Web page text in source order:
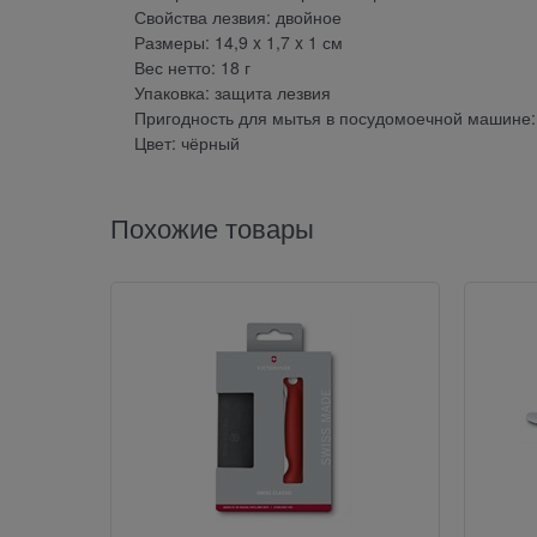
Свойства лезвия: двойное
Размеры: 14,9 x 1,7 x 1 см
Вес нетто: 18 г
Упаковка: защита лезвия
Пригодность для мытья в посудомоечной
Цвет: чёрный
Похожие товары